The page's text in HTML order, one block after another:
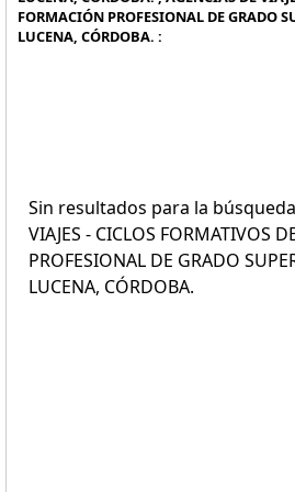
FORMACIÓN PROFESIONAL DE GRADO
LUCENA, CÓRDOBA. :
Sin resultados para la
VIAJES - CICLOS FORMATIVOS
PROFESIONAL DE GRADO
LUCENA, CÓRDOBA.